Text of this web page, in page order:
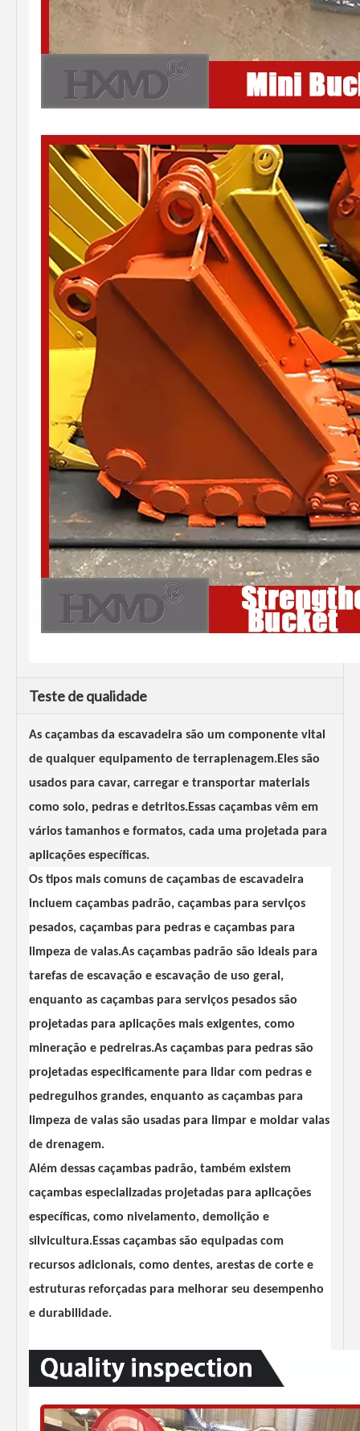
Teste de qualidade
As caçambas da escavadeira são um componente vital
de qualquer equipamento de terraplenagem.Eles são
usados ​​para cavar, carregar e transportar materiais
como solo, pedras e detritos.Essas caçambas vêm em
vários tamanhos e formatos, cada uma projetada para
aplicações específicas.
Os tipos mais comuns de caçambas de escavadeira
incluem caçambas padrão, caçambas para serviços
pesados, caçambas para pedras e caçambas para
limpeza de valas.As caçambas padrão são ideais para
tarefas de escavação e escavação de uso geral,
enquanto as caçambas para serviços pesados ​​são
projetadas para aplicações mais exigentes, como
mineração e pedreiras.As caçambas para pedras são
projetadas especificamente para lidar com pedras e
pedregulhos grandes, enquanto as caçambas para
limpeza de valas são usadas para limpar e moldar valas
de drenagem.
Além dessas caçambas padrão, também existem
caçambas especializadas projetadas para aplicações
específicas, como nivelamento, demolição e
silvicultura.Essas caçambas são equipadas com
recursos adicionais, como dentes, arestas de corte e
estruturas reforçadas para melhorar seu desempenho
e durabilidade.